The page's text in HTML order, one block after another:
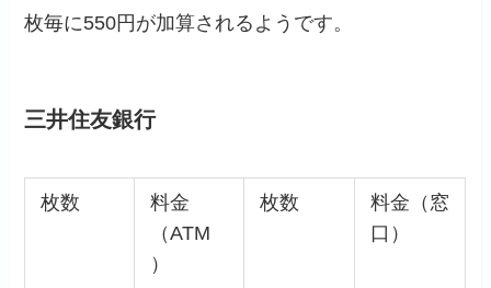
枚毎に550円が加算されるようです。
三井住友銀行
枚数
料金
（ATM
）
枚数
料金（窓
口）